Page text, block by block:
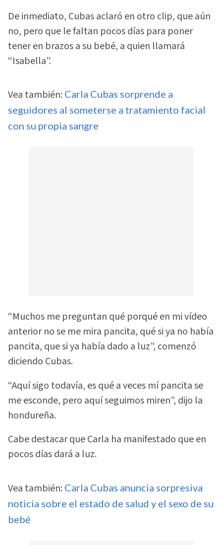
De inmediato, Cubas aclaró en otro clip, que aún
no, pero que le faltan pocos días para poner
tener en brazos a su bebé, a quien llamará
“Isabella”.
Vea también: Carla Cubas sorprende a
seguidores al someterse a tratamiento facial
con su propia sangre
“Muchos me preguntan qué porqué en mi vídeo
anterior no se me mira pancita, qué si ya no había
pancita, que si ya había dado a luz”, comenzó
diciendo Cubas.
“Aquí sigo todavía, es qué a veces mí pancita se
me esconde, pero aquí seguimos miren”, dijo la
hondureña.
Cabe destacar que Carla ha manifestado que en
pocos días dará a luz.
Vea también: Carla Cubas anuncia sorpresiva
noticia sobre el estado de salud y el sexo de su
bebé